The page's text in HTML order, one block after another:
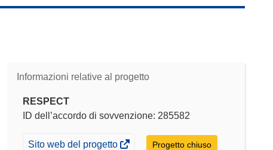
Informazioni relative al progetto
RESPECT
ID dell’accordo di sovvenzione: 285582
(si
Sito web del progetto Progetto chiuso